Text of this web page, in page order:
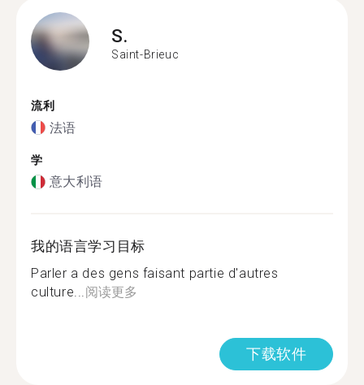
S.
Saint-Brieuc
流利
法语
学
意大利语
我的语言学习目标
Parler a des gens faisant partie d'autres
culture...阅读更多
下载软件